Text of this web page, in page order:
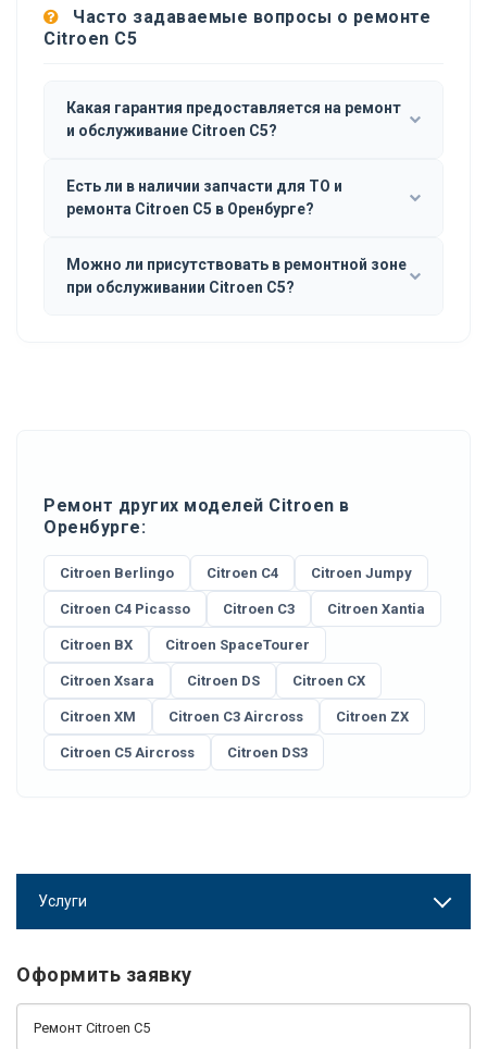
Часто задаваемые вопросы о ремонте
Citroen C5
Какая гарантия предоставляется на ремонт
и обслуживание Citroen C5?
Есть ли в наличии запчасти для ТО и
ремонта Citroen C5 в Оренбурге?
Можно ли присутствовать в ремонтной зоне
при обслуживании Citroen C5?
Ремонт других моделей Citroen в
Оренбурге:
Citroen Berlingo Citroen C4 Citroen Jumpy
Citroen C4 Picasso Citroen C3 Citroen Xantia
Citroen BX Citroen SpaceTourer
Citroen Xsara Citroen DS Citroen CX
Citroen XM Citroen C3 Aircross Citroen ZX
Citroen C5 Aircross Citroen DS3
Услуги
Оформить заявку